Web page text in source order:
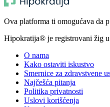
Ova platforma ti omogućava da
Hipokratija® je registrovani žig
O nama
Kako ostaviti iskustvo
Smernice za zdravstvene
Najčešća pitanja
Politika privatnosti
Uslovi korišćenja